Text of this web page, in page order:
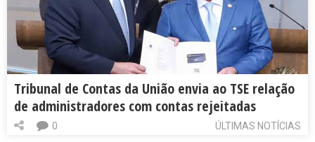
Tribunal de Contas da União envia ao TSE relação
de administradores com contas rejeitadas
ÚLTIMAS NOTÍCIAS
0